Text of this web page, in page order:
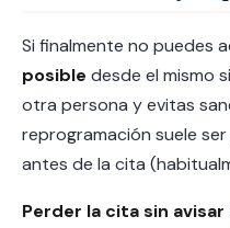
Si finalmente no puedes
posible desde el mismo
otra persona y evitas
reprogramación suele
antes de la cita
Perder la cita sin avisar